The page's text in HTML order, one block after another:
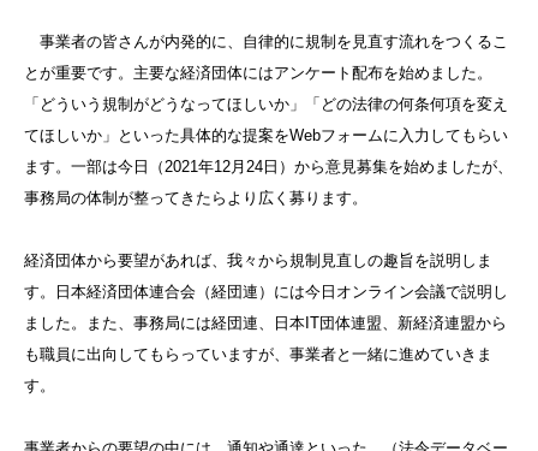
事業者の皆さんが内発的に、自律的に規制を見直す流れをつくるこ
とが重要です。主要な経済団体にはアンケート配布を始めました。
「どういう規制がどうなってほしいか」「どの法律の何条何項を変え
てほしいか」といった具体的な提案をWebフォームに入力してもらい
ます。一部は今日（2021年12月24日）から意見募集を始めましたが、
事務局の体制が整ってきたらより広く募ります。
経済団体から要望があれば、我々から規制見直しの趣旨を説明しま
す。日本経済団体連合会（経団連）には今日オンライン会議で説明し
ました。また、事務局には経団連、日本IT団体連盟、新経済連盟から
も職員に出向してもらっていますが、事業者と一緒に進めていきま
す。